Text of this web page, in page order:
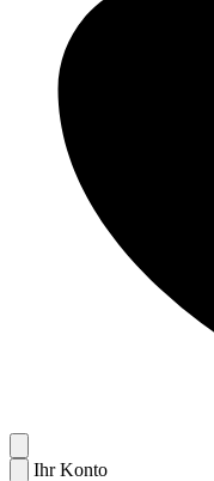
Ihr Konto